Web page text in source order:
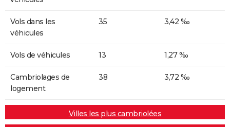
Vols dans les
véhicules
35 3,42 ‰
Vols de véhicules 13 1,27 ‰
Cambriolages de
logement
38 3,72 ‰
Villes les plus cambriolées